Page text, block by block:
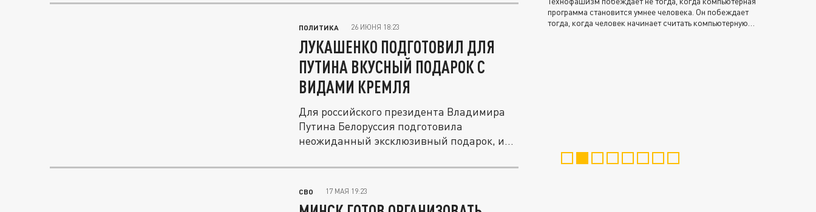
ПОЛИТИКА 26 ИЮНЯ 18:23
ЛУКАШЕНКО ПОДГОТОВИЛ ДЛЯ
ПУТИНА ВКУСНЫЙ ПОДАРОК C
ВИДАМИ КРЕМЛЯ
Для российского президента Владимира
Путина Белоруссия подготовила
неожиданный эксклюзивный подарок, и
СВО 17 МАЯ 19:23
программа становится умнее человека. Он побеждает
тогда, когда человек начинает считать компьютерную